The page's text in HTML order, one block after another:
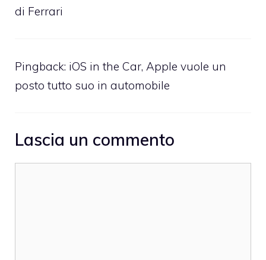
di Ferrari
Pingback: iOS in the Car, Apple vuole un
posto tutto suo in automobile
Lascia un commento